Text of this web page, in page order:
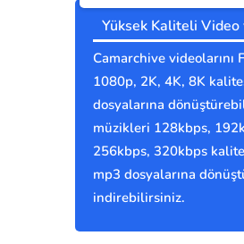
Yüksek Kaliteli Video
Camarchive videolarını
1080p, 2K, 4K, 8K
dosyalarına
müzikleri 128kbps,
256kbps, 320kbps
mp3 dosyalarına
indirebilirsiniz.